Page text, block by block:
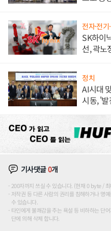
전자·전기
SK하이
선, 곽노
정치
AI시대
시동, '발
기사댓글0개
200자까지 쓰실 수 있습니다. (현재 0 byte /
저작권 등 다른 사람의 권리를 침해하거나 명
수 있습니다.
타인에게 불쾌감을 주는 욕설 등 비하하는 단
단에 의해 삭제 합니다.